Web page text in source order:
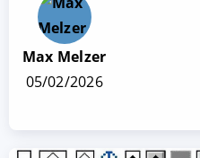
Max Melzer
05/02/2026